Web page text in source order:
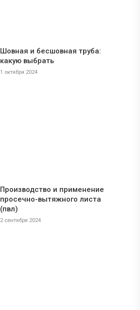
Шовная и бесшовная труба:
какую выбрать
1 октября 2024
Производство и применение
просечно-вытяжного листа
(пвл)
2 сентября 2024